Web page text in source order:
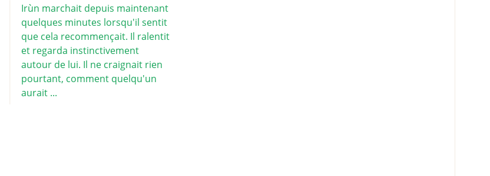
Irùn marchait depuis maintenant
quelques minutes lorsqu'il sentit
que cela recommençait. Il ralentit
et regarda instinctivement
autour de lui. Il ne craignait rien
pourtant, comment quelqu'un
aurait ...